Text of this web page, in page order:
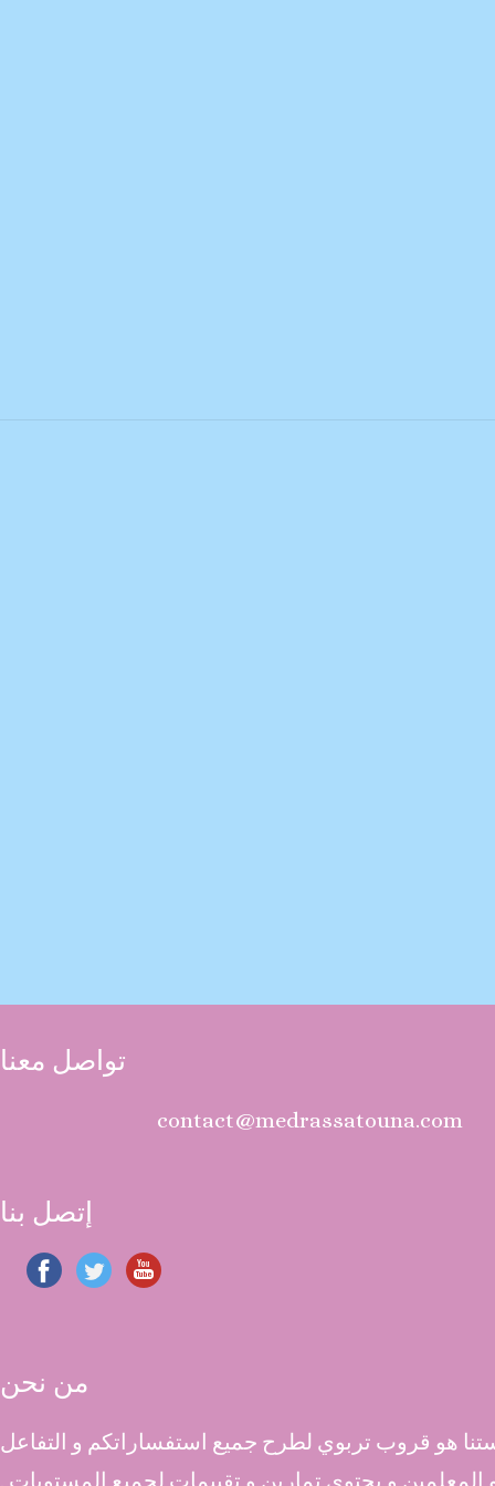
تواصل معنا
contact@medrassatouna.com
إتصل بنا
من نحن
هو قروب تربوي لطرح جميع استفساراتكم و التفاعل